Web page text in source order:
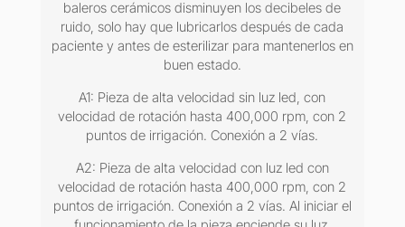
baleros cerámicos disminuyen los decibeles de
ruido, solo hay que lubricarlos después de cada
paciente y antes de esterilizar para mantenerlos en
buen estado.
A1: Pieza de alta velocidad sin luz led, con
velocidad de rotación hasta 400,000 rpm, con 2
puntos de irrigación. Conexión a 2 vías.
A2: Pieza de alta velocidad con luz led con
velocidad de rotación hasta 400,000 rpm, con 2
puntos de irrigación. Conexión a 2 vías. Al iniciar el